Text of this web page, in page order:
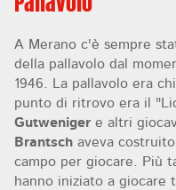
A Merano c'è sempre
della pallavolo dal
1946. La pallavolo era
punto di ritrovo era il
Gutweniger e altri
Brantsch aveva
campo per giocare. Più
hanno iniziato a